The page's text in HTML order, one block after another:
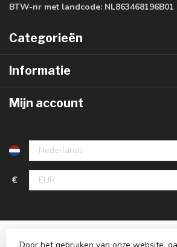
BTW-nr met landcode: NL863468196B01
Categorieën
Informatie
Mijn account
€